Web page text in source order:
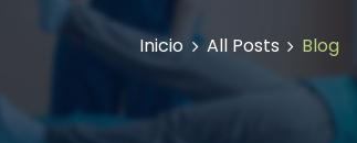
Inicio All Posts Blog